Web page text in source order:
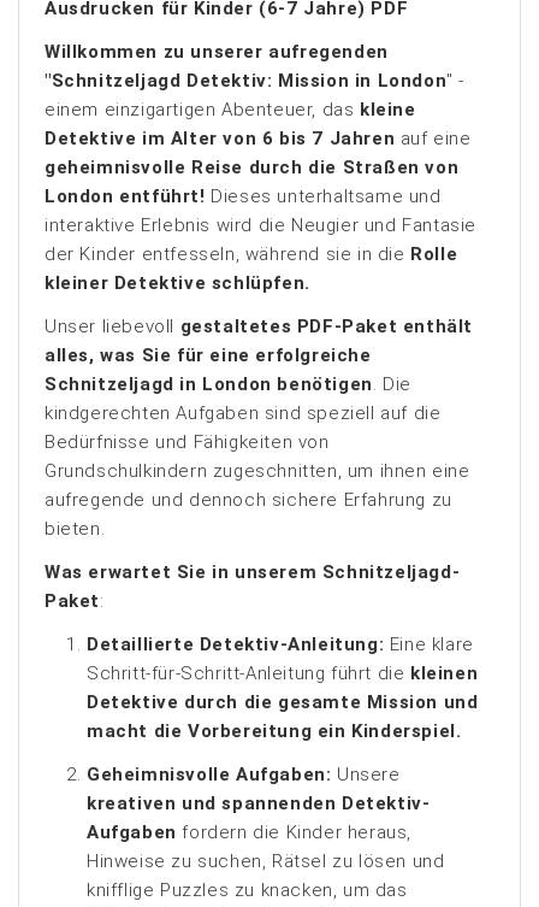
Ausdrucken für Kinder (6-7 Jahre) PDF
Willkommen zu unserer aufregenden
"Schnitzeljagd Detektiv: Mission in London" -
einem einzigartigen Abenteuer, das kleine
Detektive im Alter von 6 bis 7 Jahren auf eine
geheimnisvolle Reise durch die Straßen von
London entführt! Dieses unterhaltsame und
interaktive Erlebnis wird die Neugier und Fantasie
der Kinder entfesseln, während sie in die Rolle
kleiner Detektive schlüpfen.
Unser liebevoll gestaltetes PDF-Paket enthält
alles, was Sie für eine erfolgreiche
Schnitzeljagd in London benötigen. Die
kindgerechten Aufgaben sind speziell auf die
Bedürfnisse und Fähigkeiten von
Grundschulkindern zugeschnitten, um ihnen eine
aufregende und dennoch sichere Erfahrung zu
bieten.
Was erwartet Sie in unserem Schnitzeljagd-
Paket:
Detaillierte Detektiv-Anleitung: Eine klare
Schritt-für-Schritt-Anleitung führt die kleinen
Detektive durch die gesamte Mission und
macht die Vorbereitung ein Kinderspiel.
Geheimnisvolle Aufgaben: Unsere
kreativen und spannenden Detektiv-
Aufgaben fordern die Kinder heraus,
Hinweise zu suchen, Rätsel zu lösen und
knifflige Puzzles zu knacken, um das